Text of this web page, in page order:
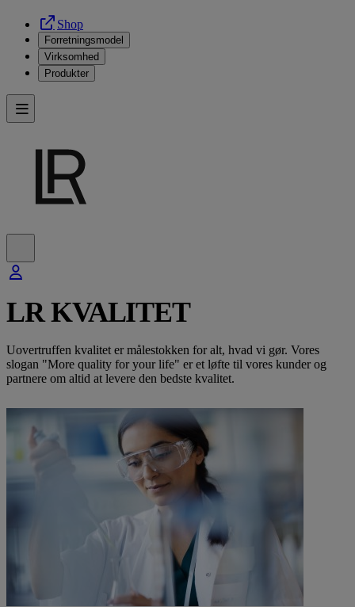
Shop
Forretningsmodel
Virksomhed
Produkter
LR KVALITET
Uovertruffen kvalitet er målestokken for alt, hvad vi gør. Vores
slogan "More quality for your life" er et løfte til vores kunder og
partnere om altid at levere den bedste kvalitet.